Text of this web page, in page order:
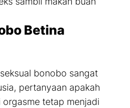
Betina
bonobo sangat
pertanyaan apakah
orgasme tetap menjadi